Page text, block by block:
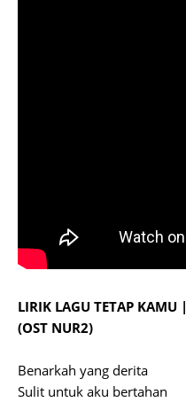
LIRIK LAGU TETAP KAMU
(OST NUR2)
Benarkah yang derita
Sulit untuk aku bertahan